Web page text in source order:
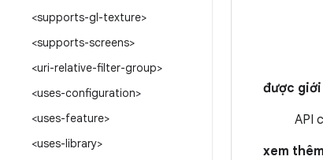
<supports-gl-texture>
<supports-screens>
<uri-relative-filter-group>
<uses-configuration>
<uses-feature>
<uses-library>
được
API
xem